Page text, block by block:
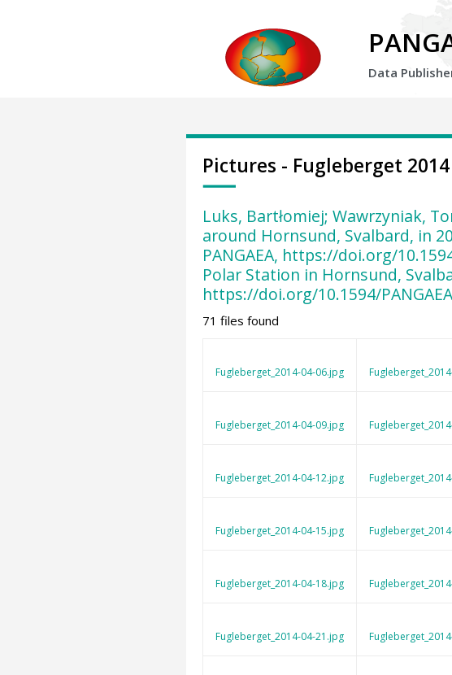
Data
Pictures - Fugleberget 2014
Luks, Bartłomiej; Wawrzyniak,
around Hornsund, Svalbard, in
PANGAEA, https://doi.org/
Polar Station in Hornsund,
https://doi.org/10.1594/
71 files found
Fugleberget_2014-04-06.jpg
Fugleberget_2014-04-09.jpg
Fugleberget_2014-04-12.jpg
Fugleberget_2014-04-15.jpg
Fugleberget_2014-04-18.jpg
Fugleberget_2014-04-21.jpg